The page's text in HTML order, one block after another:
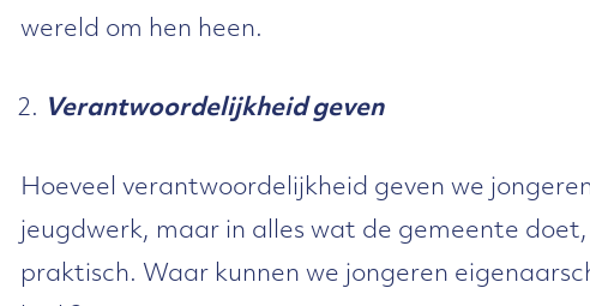
wereld om hen heen.
Verantwoordelijkheid geven
Hoeveel verantwoordelijkheid geven we
jeugdwerk, maar in alles wat de gemeente
praktisch. Waar kunnen we jongeren